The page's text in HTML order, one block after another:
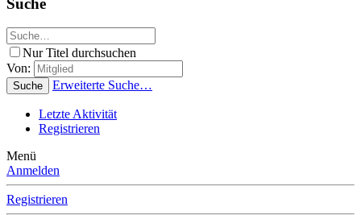
Suche
Nur Titel durchsuchen
Von:
Suche Erweiterte Suche…
Letzte Aktivität
Registrieren
Menü
Anmelden
Registrieren